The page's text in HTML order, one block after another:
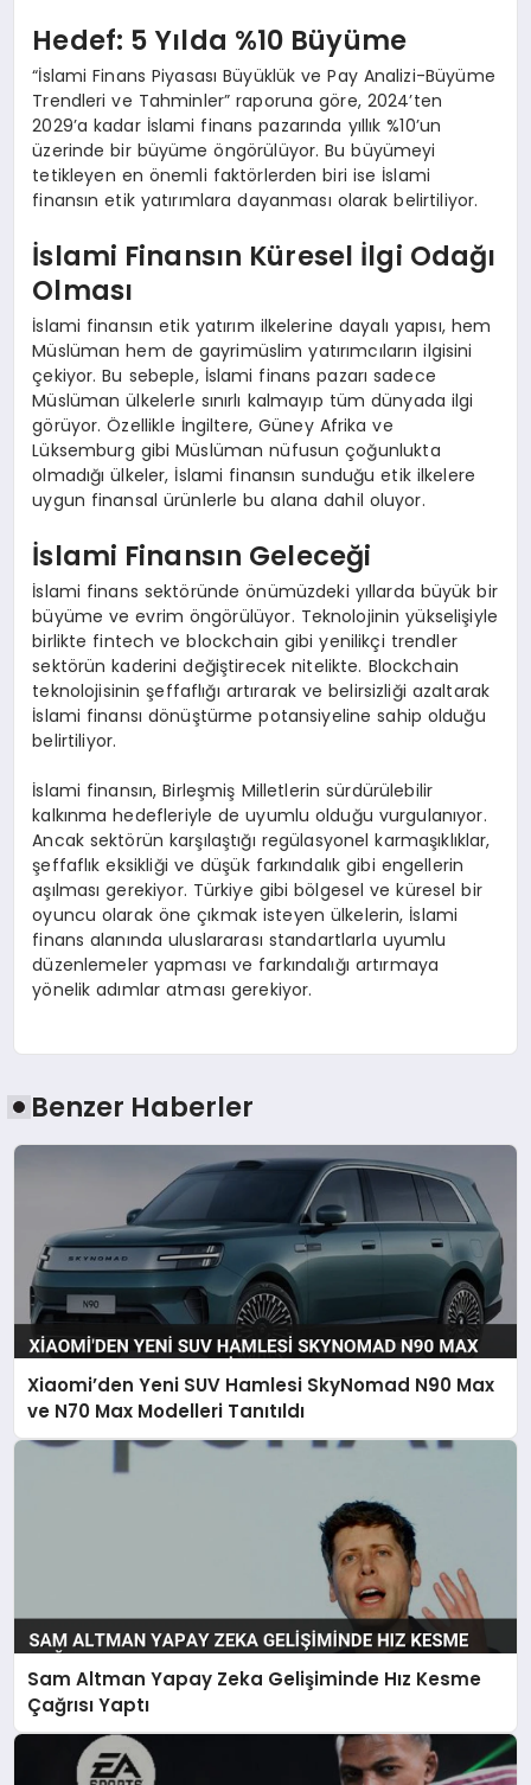
Hedef: 5 Yılda %10 Büyüme
“İslami Finans Piyasası Büyüklük ve Pay Analizi-Büyüme
Trendleri ve Tahminler” raporuna göre, 2024’ten
2029’a kadar İslami finans pazarında yıllık %10’un
üzerinde bir büyüme öngörülüyor. Bu büyümeyi
tetikleyen en önemli faktörlerden biri ise İslami
finansın etik yatırımlara dayanması olarak belirtiliyor.
İslami Finansın Küresel İlgi Odağı
Olması
İslami finansın etik yatırım ilkelerine dayalı yapısı, hem
Müslüman hem de gayrimüslim yatırımcıların ilgisini
çekiyor. Bu sebeple, İslami finans pazarı sadece
Müslüman ülkelerle sınırlı kalmayıp tüm dünyada ilgi
görüyor. Özellikle İngiltere, Güney Afrika ve
Lüksemburg gibi Müslüman nüfusun çoğunlukta
olmadığı ülkeler, İslami finansın sunduğu etik ilkelere
uygun finansal ürünlerle bu alana dahil oluyor.
İslami Finansın Geleceği
İslami finans sektöründe önümüzdeki yıllarda büyük bir
büyüme ve evrim öngörülüyor. Teknolojinin yükselişiyle
birlikte fintech ve blockchain gibi yenilikçi trendler
sektörün kaderini değiştirecek nitelikte. Blockchain
teknolojisinin şeffaflığı artırarak ve belirsizliği azaltarak
İslami finansı dönüştürme potansiyeline sahip olduğu
belirtiliyor.
İslami finansın, Birleşmiş Milletlerin sürdürülebilir
kalkınma hedefleriyle de uyumlu olduğu vurgulanıyor.
Ancak sektörün karşılaştığı regülasyonel karmaşıklıklar,
şeffaflık eksikliği ve düşük farkındalık gibi engellerin
aşılması gerekiyor. Türkiye gibi bölgesel ve küresel bir
oyuncu olarak öne çıkmak isteyen ülkelerin, İslami
finans alanında uluslararası standartlarla uyumlu
düzenlemeler yapması ve farkındalığı artırmaya
yönelik adımlar atması gerekiyor.
Benzer Haberler
Xiaomi’den Yeni SUV Hamlesi SkyNomad N90 Max
ve N70 Max Modelleri Tanıtıldı
Sam Altman Yapay Zeka Gelişiminde Hız Kesme
Çağrısı Yaptı